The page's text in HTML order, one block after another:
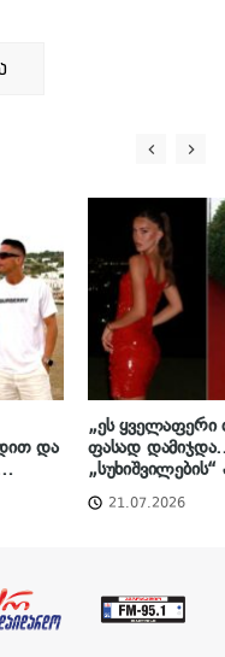
და
ბექა
„ეს ყველაფერი
ფასად
ვარსკვლავი –
მილიონობით
21.07.2026